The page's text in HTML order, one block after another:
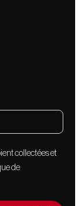
collectées et
de